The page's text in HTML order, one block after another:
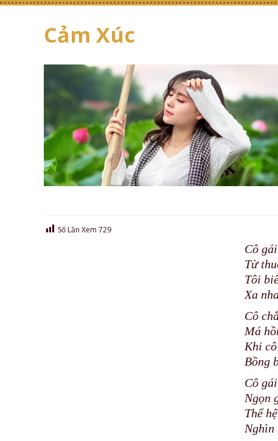
Cảm Xúc
Số Lần Xem 729
Cô
Từ
Tôi
Xa
Cô
Má
Khi
Bồng
Cô
Ngọn
Thế
Nghìn